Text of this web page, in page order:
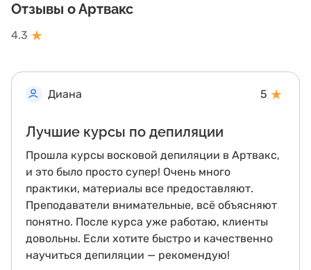
Отзывы о Артвакс
4.3 ★
Диана 5 ★
Лучшие курсы по депиляции
Прошла курсы восковой депиляции в Артвакс,
и это было просто супер! Очень много
практики, материалы все предоставляют.
Преподаватели внимательные, всё объясняют
понятно. После курса уже работаю, клиенты
довольны. Если хотите быстро и качественно
научиться депиляции — рекомендую!